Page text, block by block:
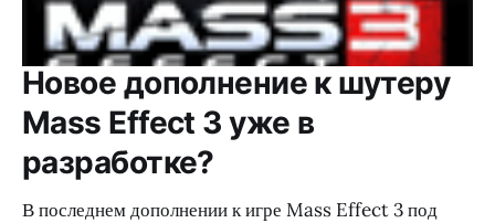
Новое дополнение к шутеру
Mass Effect 3 уже в
разработке?
В последнем дополнении к игре Mass Effect 3 под